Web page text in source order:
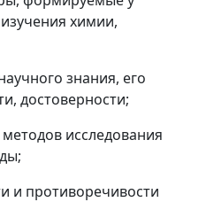
химии,
знания, его
достоверности;
исследования
и противоречивости